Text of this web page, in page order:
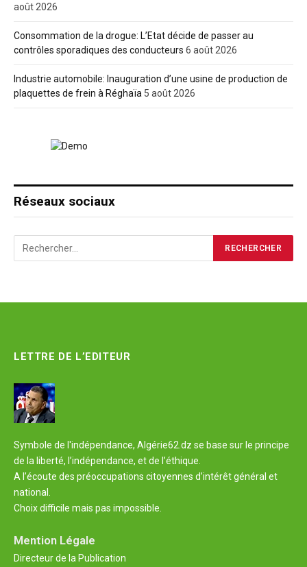
août 2026
Consommation de la drogue: L’Etat décide de passer au
contrôles sporadiques des conducteurs 6 août 2026
Industrie automobile: Inauguration d’une usine de production de
plaquettes de frein à Réghaïa 5 août 2026
Réseaux sociaux
LETTRE DE L’EDITEUR
Symbole de l'indépendance, Algérie62.dz se base sur le principe
de la liberté, l’indépendance, et de l’éthique.
A l’écoute des préoccupations citoyennes d’intérêt général et
national.
Choix difficile mais pas impossible.
Mention Légale
Directeur de la Publication